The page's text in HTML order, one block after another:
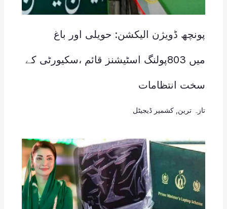
پونچھ ڈویژن الیکشن: حویلی اور باغ
میں 803پولنگ اسٹیشنز قائم ،سکیورٹی کے
سخت انتظامات
تازہ ترین کشمیر ڈیجیٹل